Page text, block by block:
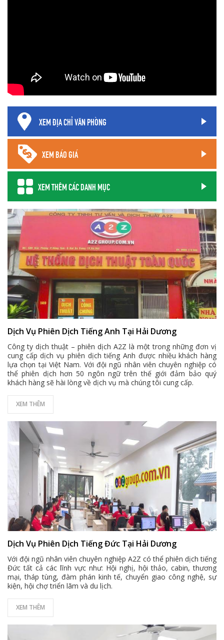
XEM ĐỊA CHỈ VĂN PHÒNG
XEM BÁO GIÁ
XEM THÊM CÁC DANH MỤC
Dịch Vụ Phiên Dịch Tiếng Anh Tại Hải Dương
Công ty dịch thuật – phiên dịch A2Z là một trong những đơn vị
cung cấp dịch vụ phiên dịch tiếng Anh được nhiều khách hàng
lựa chọn tại Việt Nam. Với đội ngũ nhân viên chuyên nghiệp có
thể phiên dịch hơn 50 ngôn ngữ trên thế giới đảm bảo quý
khách hàng sẽ hài lòng về dịch vụ mà chúng tôi cung cấp.
XEM THÊM
Dịch Vụ Phiên Dịch Tiếng Đức Tại Hải Dương
Với đội ngũ nhân viên chuyên nghiệp A2Z có thể phiên dịch tiếng
Đức tất cả các lĩnh vực như: Hội nghị, hội thảo, cabin, thương
mại, tháp tùng, đàm phán kinh tế, chuyển giao công nghệ, sự
kiện, hội chợ triển lãm và du lịch.
XEM THÊM